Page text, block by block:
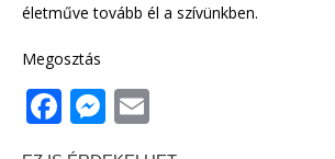
életműve tovább él a szívünkben.
Megosztás
F
a
M